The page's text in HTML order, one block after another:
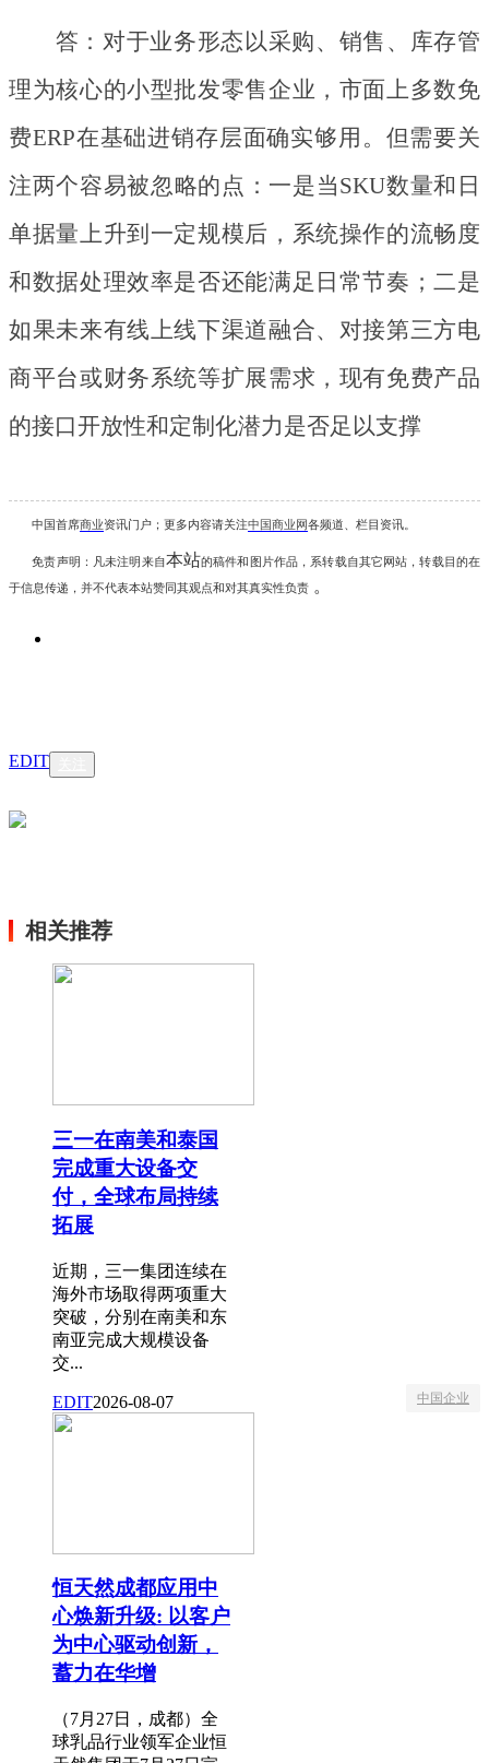
答：对于业务形态以采购、销售、库存管
理为核心的小型批发零售企业，市面上多数免
费ERP在基础进销存层面确实够用。但需要关
注两个容易被忽略的点：一是当SKU数量和日
单据量上升到一定规模后，系统操作的流畅度
和数据处理效率是否还能满足日常节奏；二是
如果未来有线上线下渠道融合、对接第三方电
商平台或财务系统等扩展需求，现有免费产品
的接口开放性和定制化潜力是否足以支撑
中国首席商业资讯门户；更多内容请关注中国商业网各频道、栏目资讯
免责声明：凡未注明 来自本站的稿件和图片作品，系转载自其它网站，转载目的在
于信息传递，并不代表本站赞同其观点和对其真实性负责 。
EDIT
相关推荐
三一在南美和泰国
完成重大设备交
付，全球布局持续
拓展
近期，三一集团连续在
海外市场取得两项重大
突破，分别在南美和东
南亚完成大规模设备
交...
EDIT2026-08-07 中国企业
恒天然成都应用中
心焕新升级: 以客户
为中心驱动创新，
蓄力在华增
（7月27日，成都）全
球乳品行业领军企业恒